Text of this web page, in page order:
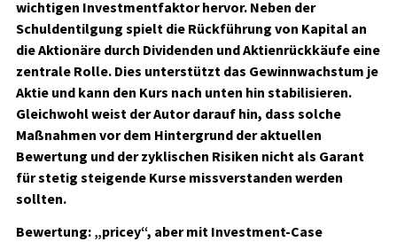
wichtigen Investmentfaktor hervor. Neben der
Schuldentilgung spielt die Rückführung von Kapital an
die Aktionäre durch Dividenden und Aktienrückkäufe eine
zentrale Rolle. Dies unterstützt das Gewinnwachstum je
Aktie und kann den Kurs nach unten hin stabilisieren.
Gleichwohl weist der Autor darauf hin, dass solche
Maßnahmen vor dem Hintergrund der aktuellen
Bewertung und der zyklischen Risiken nicht als Garant
für stetig steigende Kurse missverstanden werden
sollten.
Bewertung: „pricey“, aber mit Investment-Case